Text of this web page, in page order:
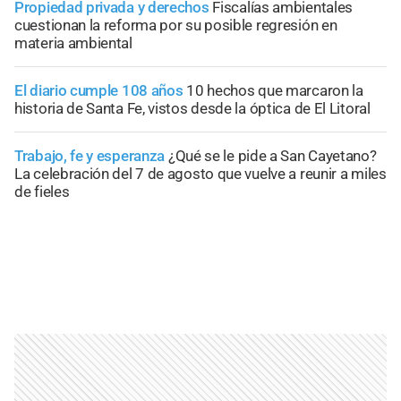
Propiedad privada y derechos Fiscalías ambientales
cuestionan la reforma por su posible regresión en
materia ambiental
El diario cumple 108 años 10 hechos que marcaron la
historia de Santa Fe, vistos desde la óptica de El Litoral
Trabajo, fe y esperanza ¿Qué se le pide a San Cayetano?
La celebración del 7 de agosto que vuelve a reunir a miles
de fieles